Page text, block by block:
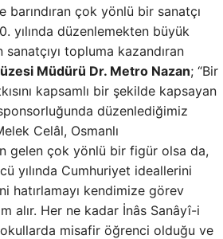
çok yönlü bir sanatçı
yılında düzenlemekten büyük
topluma kazandıran
Müdürü Dr. Metro Nazan; “Bir
kapsamlı bir şekilde kapsayan
düzenlediğimiz
Celâl, Osmanlı
gelen çok yönlü bir figür olsa da,
yılında Cumhuriyet ideallerini
hatırlamayı kendimize görev
alır. Her ne kadar İnâs Sanâyî-i
misafir öğrenci olduğu ve